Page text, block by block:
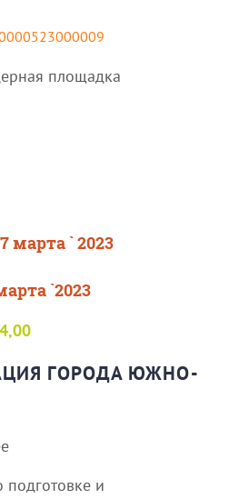
площадка
марта ` 2023
`2023
ГОРОДА ЮЖНО-
подготовке и